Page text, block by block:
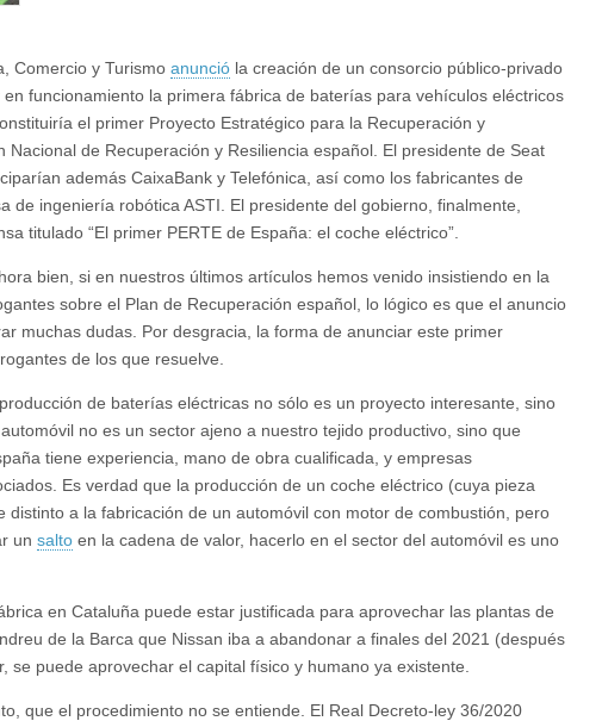
Comercio y Turismo anunció la creación de un consorcio público-privado
funcionamiento la primera fábrica de baterías para vehículos eléctricos
el primer Proyecto Estratégico para la Recuperación y
Nacional de Recuperación y Resiliencia español. El presidente de Seat
además CaixaBank y Telefónica, así como los fabricantes de
de ingeniería robótica ASTI. El presidente del gobierno, finalmente,
titulado “El primer PERTE de España: el coche eléctrico”.
bien, si en nuestros últimos artículos hemos venido insistiendo en la
sobre el Plan de Recuperación español, lo lógico es que el anuncio
muchas dudas. Por desgracia, la forma de anunciar este primer
de los que resuelve.
de baterías eléctricas no sólo es un proyecto interesante, sino
no es un sector ajeno a nuestro tejido productivo, sino que
tiene experiencia, mano de obra cualificada, y empresas
Es verdad que la producción de un coche eléctrico (cuya pieza
a la fabricación de un automóvil con motor de combustión, pero
un salto en la cadena de valor, hacerlo en el sector del automóvil es uno
en Cataluña puede estar justificada para aprovechar las plantas de
de la Barca que Nissan iba a abandonar a finales del 2021 (después
puede aprovechar el capital físico y humano ya existente.
que el procedimiento no se entiende. El Real Decreto-ley 36/2020